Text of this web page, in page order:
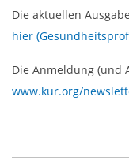
Die aktuellen
hier
Die Anmeldung (und
www.kur.org/